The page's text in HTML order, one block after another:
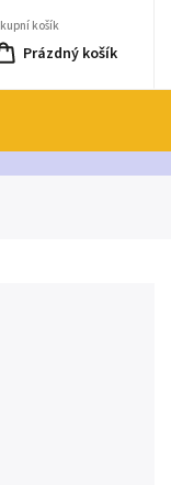
košík
Prázdný košík